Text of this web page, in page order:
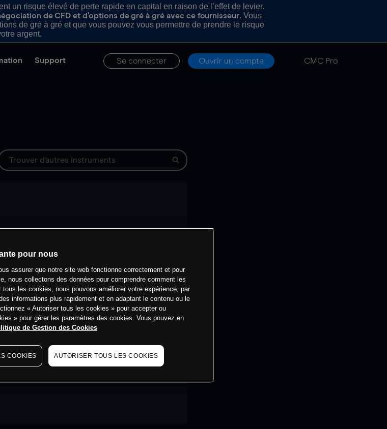
un risque élevé de perte rapide en capital en raison de l’effet de levier.
de CFD et d’options de gré à gré avec ce fournisseur. Vous
de gré à gré et que vous pouvez vous permettre de prendre le risque
argent.
Support Se connecter Ouvrir un compte CMC Pro
pour nous
assurer que notre site web fonctionne correctement et pour
nous collectons des données pour comprendre comment les
les cookies, nous pouvons améliorer votre expérience, par
informations plus rapidement et en adaptant le contenu ou le
« Autoriser tous les cookies » pour accepter ou
» pour gérer les paramètres des cookies. Vous pouvez en
de Gestion des Cookies
COOKIES AUTORISER TOUS LES COOKIES